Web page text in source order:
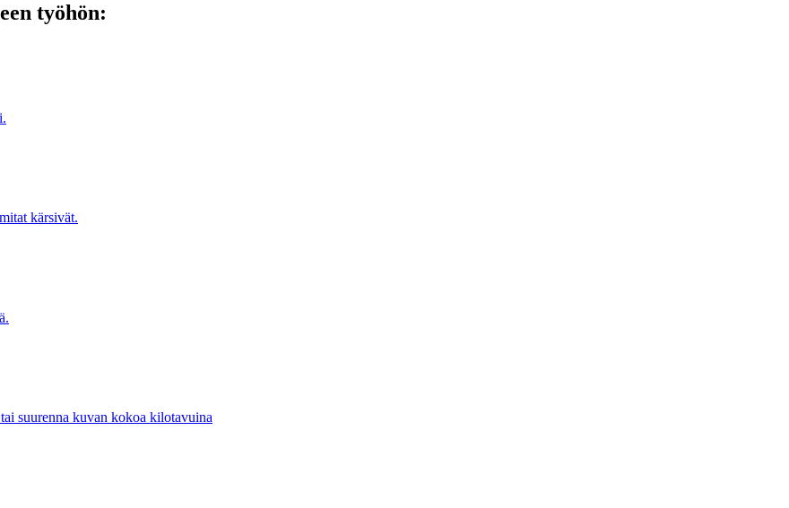
työhön:
kärsivät.
suurenna kuvan kokoa kilotavuina